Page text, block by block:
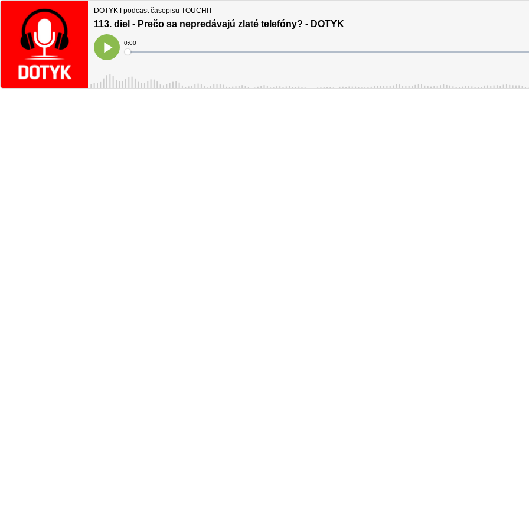
DOTYK ǀ podcast časopisu TOUCHIT
113. diel - Prečo sa nepredávajú zlaté telefóny? - DOTYK
Play
Current
Time
0:00
Loaded: